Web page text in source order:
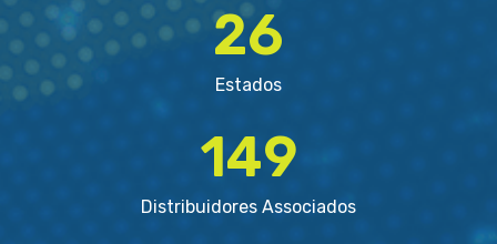
Estados
26
Distribuidores Associados
149